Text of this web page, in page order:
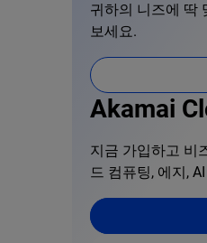
귀하의 니즈에 딱
보세요.
Akamai
지금 가입하고 비
드 컴퓨팅, 에지,